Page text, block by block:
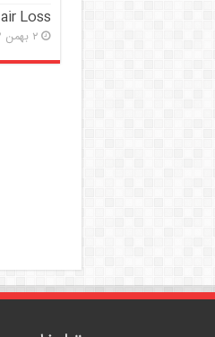
Loss
۲ بهمن ۱۴۰۲